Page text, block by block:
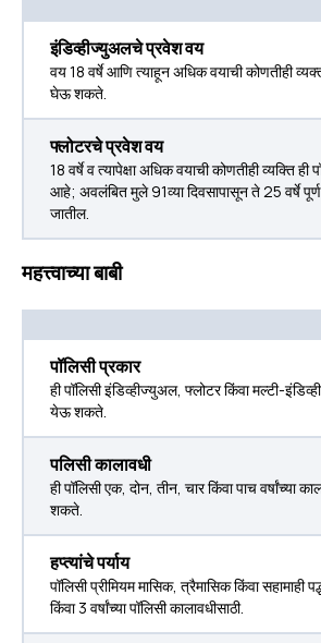
इंडिव्हीज्युअलचे प्रवेश वय
वय 18 वर्षे आणि त्याहून अधिक वयाची कोणतीही
घेऊ शकते.
फ्लोटरचे प्रवेश वय
18 वर्षे व त्यापेक्षा अधिक वयाची कोणतीही व्यक्ति ही
आहे; अवलंबित मुले 91व्या दिवसापासून ते 25 वर्षे
जातील.
महत्त्वाच्या बाबी
पॉलिसी प्रकार
ही पॉलिसी इंडिव्हीज्युअल, फ्लोटर किंवा मल्टी-
येऊ शकते.
पलिसी कालावधी
ही पॉलिसी एक, दोन, तीन, चार किंवा पाच वर्षांच्या
शकते.
हप्त्यांचे पर्याय
पॉलिसी प्रीमियम मासिक, त्रैमासिक किंवा सहामाही
किंवा 3 वर्षांच्या पॉलिसी कालावधीसाठी.